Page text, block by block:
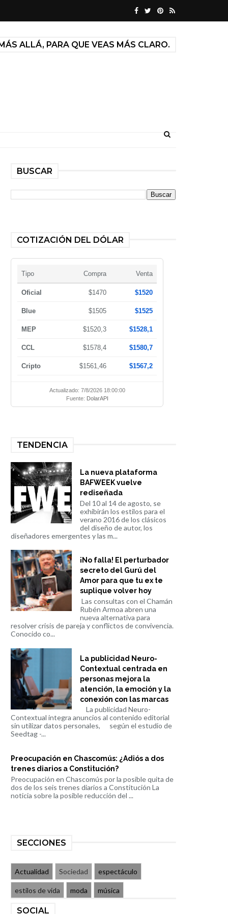
ALLÁ, PARA QUE VEAS MÁS CLARO.
BUSCAR
COTIZACIÓN DEL DÓLAR
Tipo Compra Venta
Oficial $1470 $1520
Blue $1505 $1525
MEP $1520,3 $1528,1
CCL $1578,4 $1580,7
Cripto $1561,46 $1567,2
Actualizado: 7/8/2026 18:00:00
Fuente: DolarAPI
TENDENCIA
La nueva plataforma
BAFWEEK vuelve
rediseñada
Del 10 al 14 de agosto, se
exhibirán los estilos para el
verano 2016 de los clásicos
del diseño de autor, los
diseñadores emergentes y las m...
¡No falla! El perturbador
secreto del Gurú del
Amor para que tu ex te
suplique volver hoy
Las consultas con el Chamán
Rubén Armoa abren una
nueva alternativa para
resolver crisis de pareja y conflictos de convivencia.
Conocido co...
La publicidad Neuro-
Contextual centrada en
personas mejora la
atención, la emoción y la
conexión con las marcas
La publicidad Neuro-
Contextual integra anuncios al contenido editorial
sin utilizar datos personales, según el estudio de
Seedtag -...
Preocupación en Chascomús: ¿Adiós a dos
trenes diarios a Constitución?
Preocupación en Chascomús por la posible quita de
dos de los seis trenes diarios a Constitución La
noticia sobre la posible reducción del ...
SECCIONES
Actualidad Sociedad espectáculo
estilos de vida moda música
SOCIAL